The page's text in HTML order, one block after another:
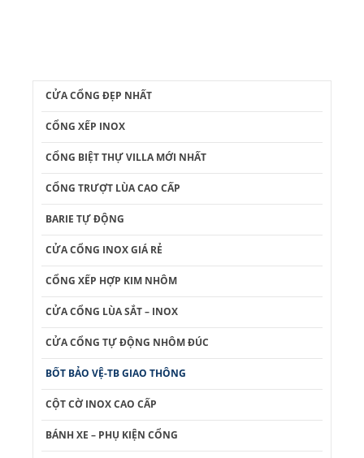
CỬA CỔNG ĐẸP NHẤT
CỔNG XẾP INOX
CỔNG BIỆT THỰ VILLA MỚI NHẤT
CỔNG TRƯỢT LÙA CAO CẤP
BARIE TỰ ĐỘNG
CỬA CỔNG INOX GIÁ RẺ
CỔNG XẾP HỢP KIM NHÔM
CỬA CỔNG LÙA SẮT – INOX
CỬA CỔNG TỰ ĐỘNG NHÔM ĐÚC
BỐT BẢO VỆ-TB GIAO THÔNG
CỘT CỜ INOX CAO CẤP
BÁNH XE – PHỤ KIỆN CỔNG